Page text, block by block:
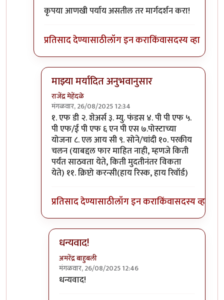
कृपया आणखी पर्याय असतील तर मार्गदर्शन करा!
प्रतिसाद देण्यासाठीलॉग इन कराकिंवासदस्य व्हा
माझ्या मर्यादित अनुभवानुसार
राजेंद्र मेहेंदळे
मंगळवार, 26/08/2025 12:34
In reply toगुंतवणुकीचे सुरक्षित पर्यायbyअमरेंद्र
१. एफ डी २. शेअर्स ३. म्यु. फंडस ४. पी पी एफ ५.
पी एफ/ई पी एफ ६ एन पी एस ७.पोस्टाच्या
योजना ८. एल आय सी ९. सोने/चांदी १०. परकीय
चलन (याबद्दल फार माहित नाही, म्हणजे किती
पर्यंत साठवता येते, किती मुदतीनंतर विकता
येते) ११. क्रिप्टो करन्सी(हाय रिस्क, हाय रिवॉर्ड)
प्रतिसाद देण्यासाठीलॉग इन कराकिंवासदस्य व्हा
धन्यवाद!
अमरेंद्र बाहुबली
मंगळवार, 26/08/2025 12:46
In reply to
धन्यवाद!